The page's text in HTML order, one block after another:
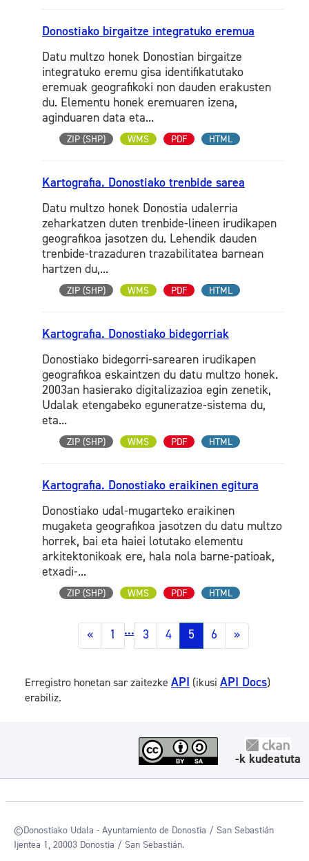
Donostiako birgaitze integratuko eremua
Datu multzo honek Donostian birgaitze
integratuko eremu gisa identifikatutako
eremuak geografikoki non dauden erakusten
du. Elementu honek eremuaren izena,
aginduaren data eta...
ZIP (SHP) WMS PDF HTML
Kartografia. Donostiako trenbide sarea
Datu multzo honek Donostia udalerria
zeharkatzen duten trenbide-lineen irudikapen
geografikoa jasotzen du. Lehendik dauden
trenbide-trazaduren trazabilitatea barnean
hartzen du,...
ZIP (SHP) WMS PDF HTML
Kartografia. Donostiako bidegorriak
Donostiako bidegorri-sarearen irudikapen
geografikoa eskaintzen du datu multzo honek.
2003an hasierako digitalizazioa egin zenetik,
Udalak etengabeko eguneratze-sistema du,
eta...
ZIP (SHP) WMS PDF HTML
Kartografia. Donostiako eraikinen egitura
Donostiako udal-mugarteko eraikinen
mugaketa geografikoa jasotzen du datu multzo
horrek, bai eta haiei lotutako elementu
arkitektonikoak ere, hala nola barne-patioak,
etxadi-...
ZIP (SHP) WMS PDF HTML
« 1 ... 3 4 5 6 »
Erregistro honetan sar zaitezke API (ikusi API Docs)
erabiliz.
-k kudeatuta
©Donostiako Udala - Ayuntamiento de Donostia / San Sebastián
Ijentea 1, 20003 Donostia / San Sebastián.